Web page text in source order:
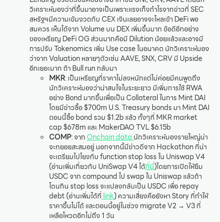
วิเคราะห์มองว่าที่ขึ้นมาอาจเป็นเพราะแรงเก็งกำไรจากข่าวที่ SEC
สหรัฐฯมีความเข้มงวดกับ CEX เงินเลยอาจจะไหลเข้า DeFi พอ
สมควร เห็นได้จาก Volume บน DEX เพิ่มขึ้นมาก ข้อดีอีกอย่าง
ของเหรียญ DeFi OG ส่วนมากคือมี Dilution น้อยแล้วและอาจมี
การปรับ Tokenomics เพิ่ม Use case ในอนาคต นักวิเคราะห์มอง
ว่าจาก Valuation หลายๆตัวเช่น AAVE, SNX, CRV มี Upside
อีกเยอะมาก ถ้า Bull run กลับมา
MKR: เป็นเหรียญที่ราคาไม่ลงหนักแต่ไม่ค่อยมีคนพูดถึง
นักวิเคราะห์มองว่าน่าสนใจในระยะยาว มีเพิ่มการใช้ RWA
อย่าง Bond มากขึ้นเพื่อเป็น Collateral ในการ Mint DAI
โดยมีข่าวซื้อ $700m U.S. Treasury bonds มา Mint DAI
ตอนนี้ซื้อ bond รวม $1.2b แล้ว ทั้งๆที่ MKR market
cap $678m และ MakerDAO TVL $6.15b
COMP: จากOnchain data นักวิเคราะห์มองรายใหญ่น่า
จะทยอยสะสมอยู่ นอกจากนี้มีข่าวดีจาก Hackathon ที่น่า
จะเตรียมไปโยงกับ function stop loss ใน Uniswap V4
(อ่านเพิ่มเกี่ยวกับ UniSwap V4 ได้ที่นี่)โดยการเปิดให้ยืม
USDC จาก compound ไป swap ใน Uniswap แล้วถ้า
โดนกิน stop loss จะแปลงกลับเป็น USDC เพื่อ repay
debt (อ่านเพิ่มได้ที่ link) ความเสี่ยงคือยังหา Story ที่ทำให้
ราคาขึ้นไม่ได้ และตอนนี้อยู่ในช่วง migrate V2 → V3 ที่
เหลือโหวตอีกไม่ถึง 1 วัน